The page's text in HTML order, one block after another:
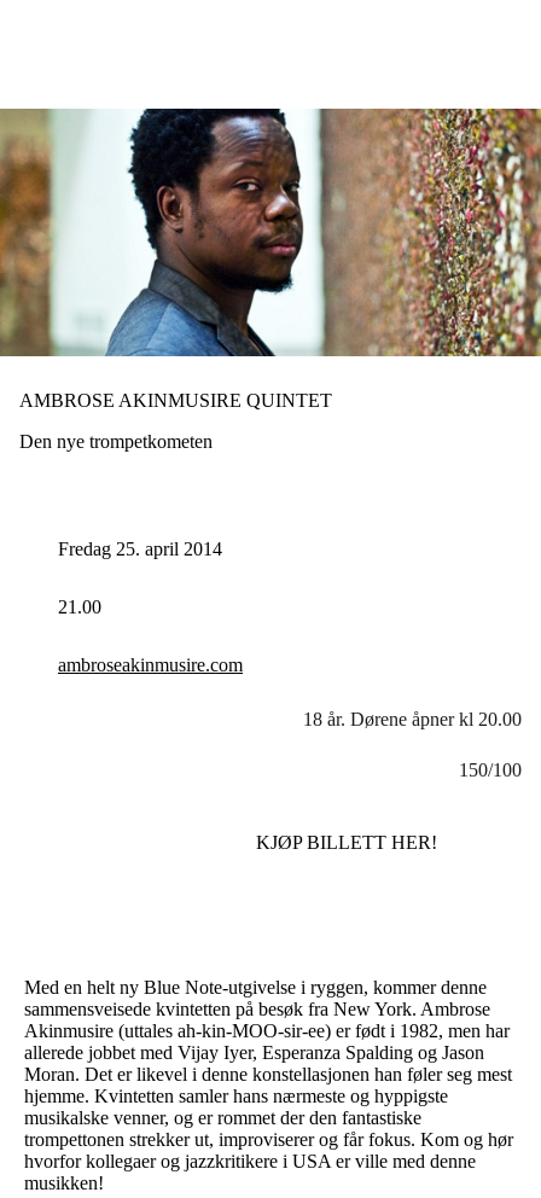
AMBROSE AKINMUSIRE QUINTET
Den nye trompetkometen
Fredag 25. april 2014
21.00
ambroseakinmusire.com
18 år. Dørene åpner kl 20.00
150/100
KJØP BILLETT HER!
Med en helt ny Blue Note-utgivelse i ryggen, kommer denne
sammensveisede kvintetten på besøk fra New York. Ambrose
Akinmusire (uttales ah-kin-MOO-sir-ee) er født i 1982, men har
allerede jobbet med Vijay Iyer, Esperanza Spalding og Jason
Moran. Det er likevel i denne konstellasjonen han føler seg mest
hjemme. Kvintetten samler hans nærmeste og hyppigste
musikalske venner, og er rommet der den fantastiske
trompettonen strekker ut, improviserer og får fokus. Kom og hør
hvorfor kollegaer og jazzkritikere i USA er ville med denne
musikken!